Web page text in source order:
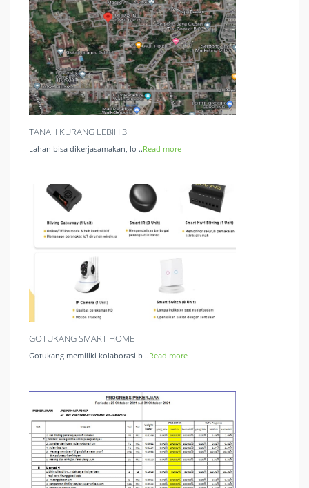
TANAH KURANG LEBIH 3
Lahan bisa dikerjasamakan, lo ..Read more
GOTUKANG SMART HOME
Gotukang memiliki kolaborasi b ..Read more